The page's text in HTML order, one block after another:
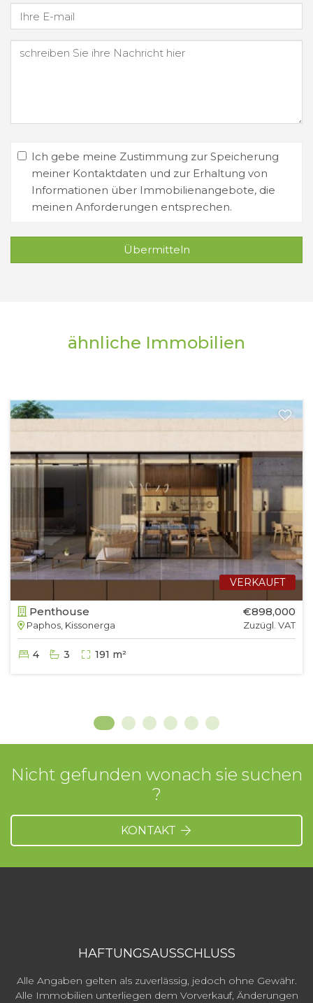
Ich gebe meine Zustimmung zur Speicherung
meiner Kontaktdaten und zur Erhaltung von
Informationen über Immobilienangebote, die
meinen Anforderungen entsprechen.
Übermitteln
ähnliche Immobilien
VERKAUFT
Penthouse
Paphos, Kissonerga
€898,000
Zuzügl. VAT
4 3 191 m²
Nicht gefunden wonach sie suchen
?
KONTAKT
HAFTUNGSAUSSCHLUSS
Alle Angaben gelten als zuverlässig, jedoch ohne Gewähr.
Alle Immobilien unterliegen dem Vorverkauf, Änderungen